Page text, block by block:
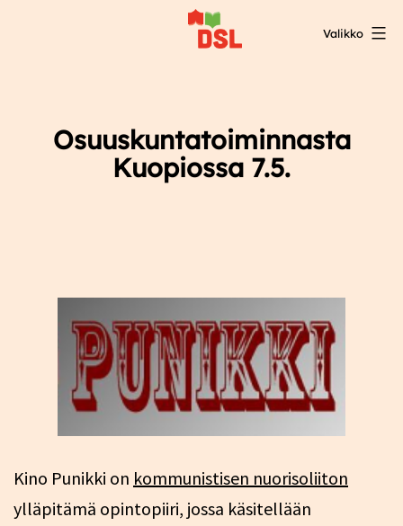
Valikko
Osuuskuntatoiminnasta
Kuopiossa 7.5.
Kino Punikki on kommunistisen nuorisoliiton
ylläpitämä opintopiiri, jossa käsitellään